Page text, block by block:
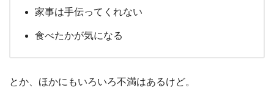
家事は手伝ってくれない
食べたかが気になる
とか、ほかにもいろいろ不満はあるけど。